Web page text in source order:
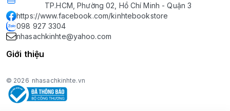
TP.HCM, Phường 02, Hồ Chí Minh - Quận 3
https://www.facebook.com/kinhtebookstore
098 927 3304
nhasachkinhte@yahoo.com
Giới thiệu
© 2026 nhasachkinhte.vn